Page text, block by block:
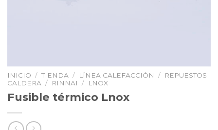
INICIO / TIENDA / LÍNEA CALEFACCIÓN /
REPUESTOS
CALDERA / RINNAI / LNOX
Fusible térmico Lnox